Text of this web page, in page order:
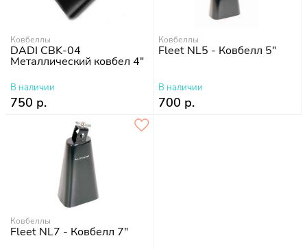
Ковбеллы
DADI CBK-04
Металлический ковбел 4"
В наличии
750 р.
Ковбеллы
Fleet NL5 - Ковбелл 5"
В наличии
700 р.
Ковбеллы
Fleet NL7 - Ковбелл 7"